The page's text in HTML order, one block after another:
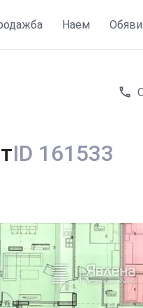
Наем
ID 161533